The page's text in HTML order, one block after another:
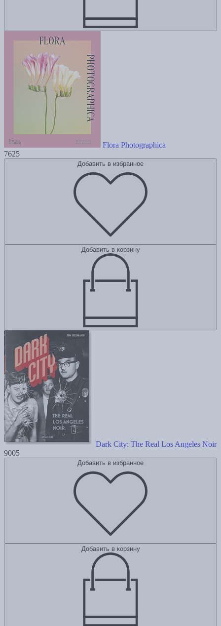
Flora Photographica
7625
Добавить в избранное
Добавить в корзину
Dark City: The Real Los Angeles Noir
9005
Добавить в избранное
Добавить в корзину